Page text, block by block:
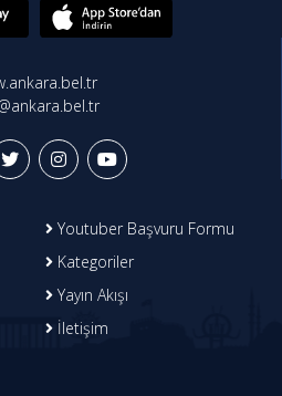
Youtuber Başvuru Formu
Kategoriler
Yayın Akışı
İletişim